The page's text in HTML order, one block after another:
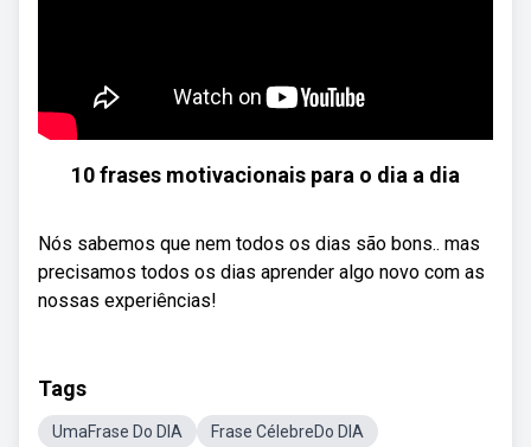
10 frases motivacionais para o dia a dia
Nós sabemos que nem todos os dias são bons.. mas
precisamos todos os dias aprender algo novo com as
nossas experiências!
Tags
UmaFrase Do DIA
Frase CélebreDo DIA